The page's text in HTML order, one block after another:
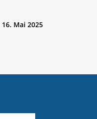
16. Mai 2025